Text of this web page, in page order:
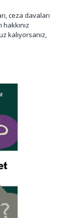
ceza davaları
kalıyorsanız,